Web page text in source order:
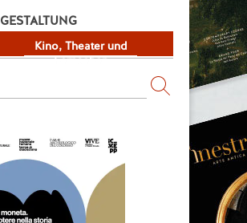
Kino, Theater und
Fernsehen
GESTALTUNG